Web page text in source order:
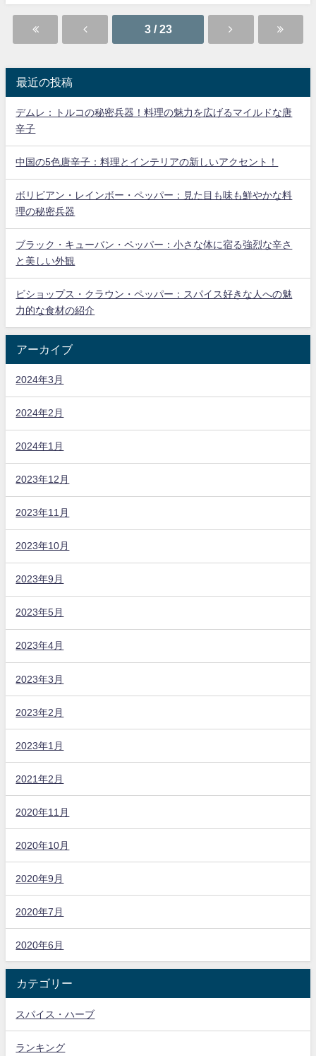
3 / 23
最近の投稿
デムレ：トルコの秘密兵器！料理の魅力を広げるマイルドな唐
辛子
中国の5色唐辛子：料理とインテリアの新しいアクセント！
ボリビアン・レインボー・ペッパー：見た目も味も鮮やかな料
理の秘密兵器
ブラック・キューバン・ペッパー：小さな体に宿る強烈な辛さ
と美しい外観
ビショップス・クラウン・ペッパー：スパイス好きな人への魅
力的な食材の紹介
アーカイブ
2024年3月
2024年2月
2024年1月
2023年12月
2023年11月
2023年10月
2023年9月
2023年5月
2023年4月
2023年3月
2023年2月
2023年1月
2021年2月
2020年11月
2020年10月
2020年9月
2020年7月
2020年6月
カテゴリー
スパイス・ハーブ
ランキング